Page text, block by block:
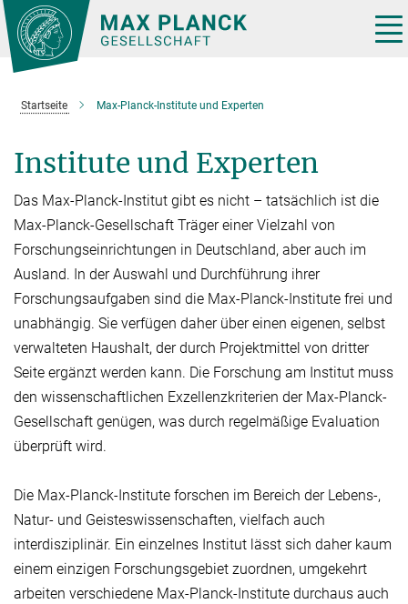
Hauptinhalt
Startseite Max-Planck-Institute und Experten
Institute und Experten
Das Max-Planck-Institut gibt es nicht – tatsächlich ist die
Max-Planck-Gesellschaft Träger einer Vielzahl von
Forschungseinrichtungen in Deutschland, aber auch im
Ausland. In der Auswahl und Durchführung ihrer
Forschungsaufgaben sind die Max-Planck-Institute frei und
unabhän­gig. Sie verfügen daher über einen eige­nen, selbst
verwalteten Haushalt, der durch Projektmit­tel von dritter
Seite er­gänzt werden kann. Die Forschung am Institut muss
den wissen­schaftlichen Exzellenzkriterien der Max-Planck-
Gesellschaft genügen, was durch regelmäßige Evaluation
überprüft wird.
Die Max-Planck-Institute forschen im Bereich der Lebens-,
Natur- und Geisteswissen­schaften, vielfach auch
interdisziplinär. Ein einzelnes Institut lässt sich daher kaum
einem einzigen Forschungsgebiet zuordnen, umgekehrt
arbeiten verschiedene Max-Planck-Institute durchaus auch